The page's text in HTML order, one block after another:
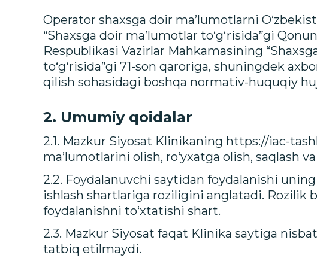
Operator shaxsga doir ma’lumotlarni
“Shaxsga doir ma’lumotlar to‘g‘risida”gi
Respublikasi Vazirlar Mahkamasining
to‘g‘risida”gi 71-son qaroriga, shuningdek
qilish sohasidagi boshqa normativ-huquqiy
2. Umumiy qoidalar
2.1. Mazkur Siyosat Klinikaning https://iac-
ma’lumotlarini olish, ro‘yxatga olish, saqlash
2.2. Foydalanuvchi saytidan foydalanishi
ishlash shartlariga roziligini anglatadi. Rozilik
foydalanishni to‘xtatishi shart.
2.3. Mazkur Siyosat faqat Klinika saytiga
tatbiq etilmaydi.